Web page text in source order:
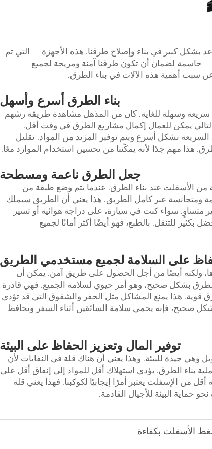
كبير في بناء وإصلاح طرقنا. هذه الأجهزة — التي تم
حاسمة لضمان أن تكون طرقنا آمنة ومريحة لجميع
عن سبب أهمية هذه الآلات في بناء الطرق.
بناء الطرق أسرع وأسهل
سريعة وسهلة للغاية. كان من المذهل مشاهدة طريقة رشهم
يمكن للعمال إكمال مشاريع الطرق في وقت أقل.
بشكل أسرع ويتم توفير المزيد من المواد. تقليل
هذا مهم جدًا لأنه يمكّننا من تحسين استخدام الموارد معًا.
جعل الطرق ناعمة ومسطحة
الأسفلت عند بناء الطرق. عندما يتم وضع طبقة من
ومتجانسة عبر كامل الطريق. هذا يعني أن الطريق سيملك
متساوٍ. سواء كنت في سيارة، على دراجة هوائية أو تسير
للتنقل. بالطبع، فهو أيضًا أكثر أمانًا لجميع
على السلامة لجميع مستخدمي الطريق
ولكنه أيضًا من أجل الحصول على طريق آمن. يمكن أن
بشكل صحيح، وهو أمر حيوي لسلامة الجميع. فهي قادرة
هذا يمنع المشاكل مثل الحفر والشقوق التي قد تؤدي
صحيح، فإنه يحمي سلامة السائقين أثناء السفر ويحافظ
توفير المال وتعزيز الحفاظ على البيئة
جيدة للبيئة. وهذا يعني أن هناك قلة في النفايات لأن
بناء الطرق. يؤدي استهلاك أقل للمواد إلى إنفاق أقل على
من الإسفلت يعتبر أمرًا إيجابيًا لكوكبنا. فهذا يعني قلة
حماية البيئة للأجيال القادمة.
الأسفلت بكفاءة